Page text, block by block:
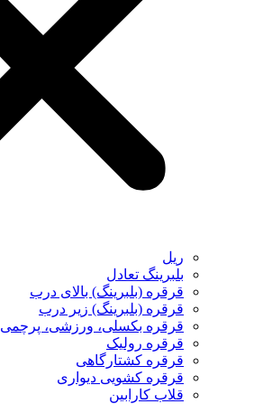
ریل
بلبرینگ تعادل
قرقره (بلبرینگ) بالای درب
قرقره (بلبرینگ) زیر درب
قرقره بکسلی، ورزشی، پرچمی
قرقره رولیک
قرقره کشتارگاهی
قرقره کشویی دیواری
قلاب کارابین